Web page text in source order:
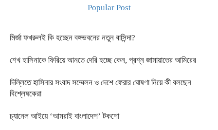
Popular Post
মির্জা ফখরুলই কি হচ্ছেন বঙ্গভবনের নতুন বাসিন্দা?
শেখ হাসিনাকে ফিরিয়ে আনতে দেরি হচ্ছে কেন, প্রশ্ন জামায়াতের আমিরের
দিল্লিতে হাসিনার সংবাদ সম্মেলন ও দেশে ফেরার ঘোষণা নিয়ে কী বলছেন
বিশ্লেষকেরা
চ্যানেল আইয়ে ‘আমরাই বাংলাদেশ’ টকশো